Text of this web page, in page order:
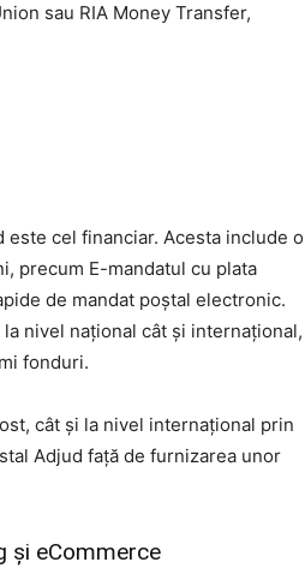
sau RIA Money Transfer,
cel financiar. Acesta include o
precum E-mandatul cu plata
de mandat poștal electronic.
nivel național cât și internațional,
fonduri.
cât și la nivel internațional prin
Adjud față de furnizarea unor
și eCommerce